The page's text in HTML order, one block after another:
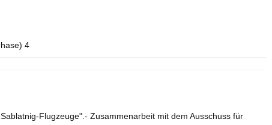
4
Flugzeuge".- Zusammenarbeit mit dem Ausschuss für